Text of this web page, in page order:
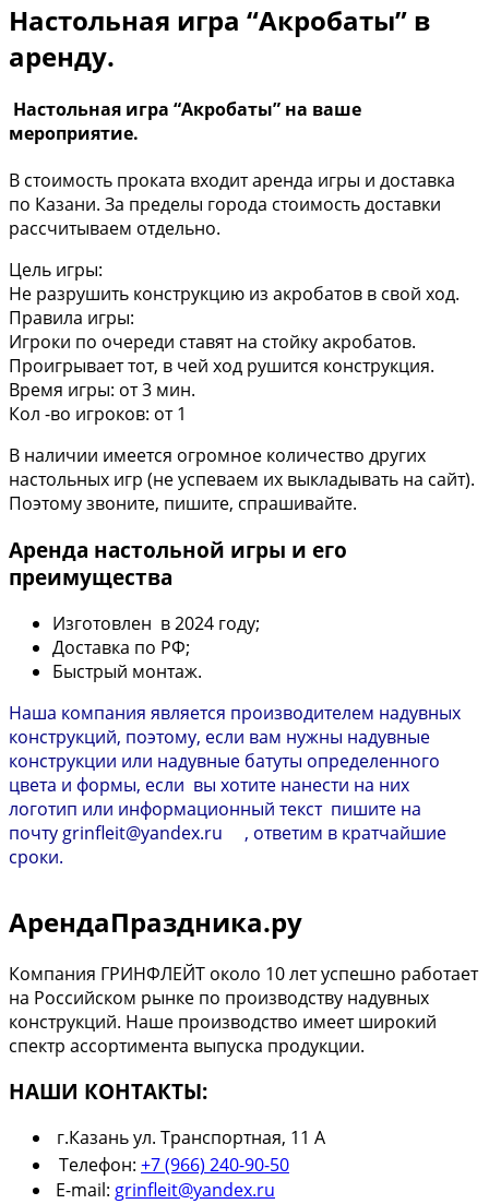
Настольная игра “Акробаты” в
аренду.
Настольная игра “Акробаты” на ваше
мероприятие.
В стоимость проката входит аренда игры и доставка
по Казани. За пределы города стоимость доставки
рассчитываем отдельно.
Цель игры:
Не разрушить конструкцию из акробатов в свой ход.
Правила игры:
Игроки по очереди ставят на стойку акробатов.
Проигрывает тот, в чей ход рушится конструкция.
Время игры: от 3 мин.
Кол -во игроков: от 1
В наличии имеется огромное количество других
настольных игр (не успеваем их выкладывать на сайт).
Поэтому звоните, пишите, спрашивайте.
Аренда настольной игры и его
преимущества
Изготовлен в 2024 году;
Доставка по РФ;
Быстрый монтаж.
Наша компания является производителем надувных
конструкций, поэтому, если вам нужны надувные
конструкции или надувные батуты определенного
цвета и формы, если вы хотите нанести на них
логотип или информационный текст пишите на
почту grinfleit@yandex.ru , ответим в кратчайшие
сроки.
АрендаПраздника.ру
Компания ГРИНФЛЕЙТ около 10 лет успешно работает
на Российском рынке по производству надувных
конструкций. Наше производство имеет широкий
спектр ассортимента выпуска продукции.
НАШИ КОНТАКТЫ:
г.Казань ул. Транспортная, 11 А
Телефон: +7 (966) 240-90-50
E-mail: grinfleit@yandex.ru